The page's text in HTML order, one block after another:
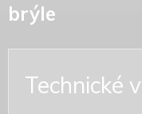
brýle
Technické